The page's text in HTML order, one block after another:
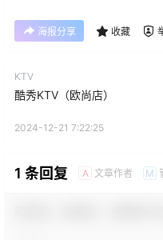
海报分享 收藏
KTV
酷秀KTV（欧尚店）
2024-12-21 7:22:25
1 条回复 A 文章作者 M